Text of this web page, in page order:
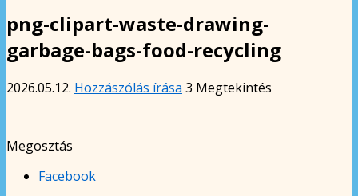
png-clipart-waste-drawing-
garbage-bags-food-recycling
2026.05.12. Hozzászólás írása 3 Megtekintés
Megosztás
Facebook